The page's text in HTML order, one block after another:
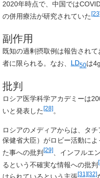
2020年時点で、中国では
の併用療法が研究されていた [23]
副作用
既知の過剰摂取例は報告されて
者に限られる。なお、 LD50は
批判
ロシア医学科学アカデミーは
いと発表した[28]。
ロシアのメディアからは、 タ
保健省大臣）がロビー活動に
た事への批判 [29]
、インフルエ
るという不確実な情報への批判
[31][32]